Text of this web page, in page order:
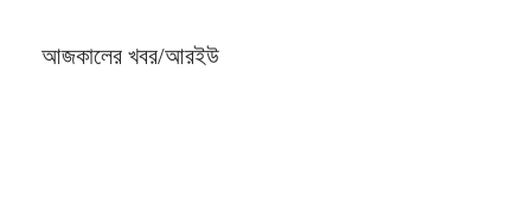
আজকালের খবর/আরইউ